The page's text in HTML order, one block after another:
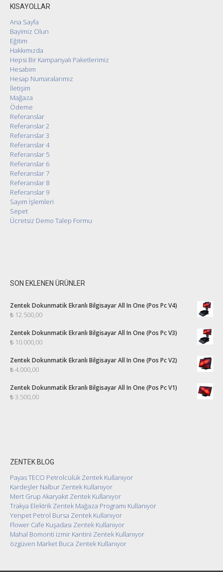
KISAYOLLAR
Ana Sayfa
Bayimiz Olun
Eğitim
Hakkımızda
Hepsi Bir Kampanyalı Paketlerimiz
Hesabım
Hesap Numaralarımız
İletişim
Mağaza
Ödeme
Referanslar
Referanslar 2
Referanslar 3
Referanslar 4
Referanslar 5
Referanslar 6
Referanslar 7
Referanslar 8
Referanslar 9
Sayım İşlemleri
Sepet
Ücretsiz Demo Talep Formu
SON EKLENEN ÜRÜNLER
Zentek Dokunmatik Ekranlı Bilgisayar All In One (Pos Pc V4)
₺ 12.500,00
Zentek Dokunmatik Ekranlı Bilgisayar All In One (Pos Pc V3)
₺ 10.000,00
Zentek Dokunmatik Ekranlı Bilgisayar All In One (Pos Pc V2)
₺4.000,00
Zentek Dokunmatik Ekranlı Bilgisayar All In One (Pos Pc V1)
₺3.500,00
ZENTEK BLOG
Payas TECO Petrolcülük Zentek Kullanıyor
Kardeşler Nalbur Zentek Kullanıyor
Mert Grup Akaryakıt Zentek Kullanıyor
Trakya Elektrik Zentek Mağaza Programı Kullanıyor
Yenpet Petrol Bursa Zentek Kullanıyor
Flower Cafe Kuşadası Zentek Kullanıyor
Mahal Bomonti izmir Kantini Zentek Kullanıyor
özgüven Market Buca Zentek Kullanıyor